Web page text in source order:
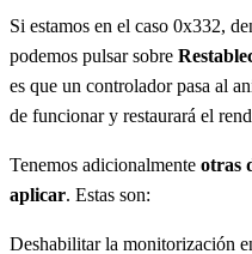
Si estamos en el caso 0x332,
podemos pulsar sobre
es que un controlador pasa al
de funcionar y restaurará el
Tenemos adicionalmente otras
aplicar. Estas son:
Deshabilitar la monitorización